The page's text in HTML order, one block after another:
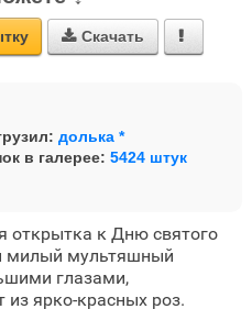
 Скачать 
долька *
в галерее: 5424 штук
открытка к Дню святого
милый мультяшный
глазами,
ярко-красных роз.